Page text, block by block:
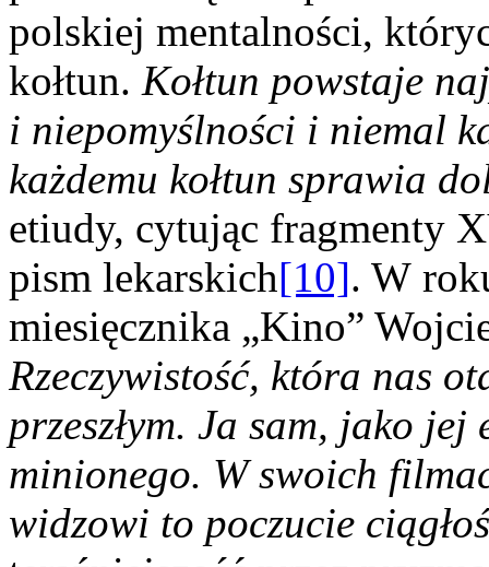
polskiej mentalności,
kołtun. Kołtun powstaje
i niepomyślności i niemal
każdemu kołtun sprawia
etiudy, cytując
pism lekarskich[10]. W
miesięcznika „Kino”
Rzeczywistość, która nas
przeszłym. Ja sam, jako
minionego. W swoich
widzowi to poczucie